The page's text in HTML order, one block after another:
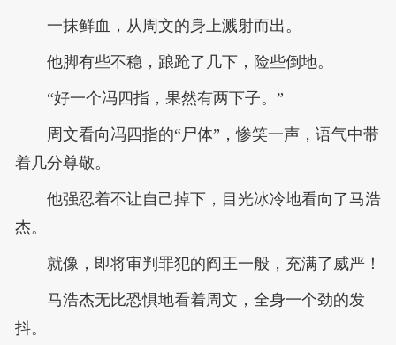
一抹鲜血，从周文的身上溅射而出。
他脚有些不稳，踉跄了几下，险些倒地。
“好一个冯四指，果然有两下子。”
周文看向冯四指的“尸体”，惨笑一声，语气中带
着几分尊敬。
他强忍着不让自己掉下，目光冰冷地看向了马浩
杰。
就像，即将审判罪犯的阎王一般，充满了威严！
马浩杰无比恐惧地看着周文，全身一个劲的发
抖。